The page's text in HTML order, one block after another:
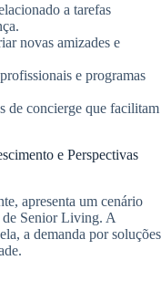
a tarefas
novas amizades e
e programas
de concierge que facilitam
e Perspectivas
apresenta um cenário
de Senior Living. A
a demanda por soluções